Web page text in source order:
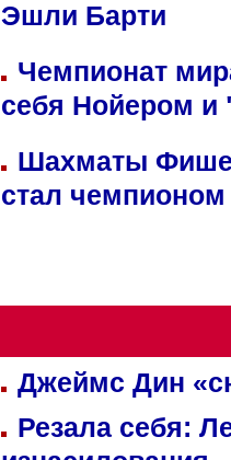
Эшли Барти
Чемпионат
себя Нойером и
Шахматы
стал
Джеймс Дин
Резала себя: